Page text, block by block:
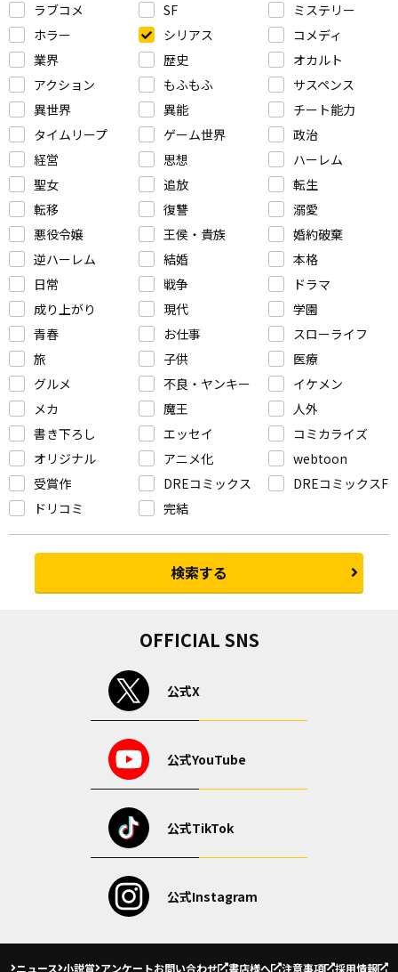
ラブコメ
SF
ミステリー
ホラー
シリアス
コメディ
業界
歴史
オカルト
アクション
もふもふ
サスペンス
異世界
異能
チート能力
タイムリープ
ゲーム世界
政治
経営
思想
ハーレム
聖女
追放
転生
転移
復讐
溺愛
悪役令嬢
王侯・貴族
婚約破棄
逆ハーレム
結婚
本格
日常
戦争
ドラマ
成り上がり
現代
学園
青春
お仕事
スローライフ
旅
子供
医療
グルメ
不良・ヤンキー
イケメン
メカ
魔王
人外
書き下ろし
エッセイ
コミカライズ
オリジナル
アニメ化
webtoon
受賞作
DREコミックス
DREコミックスF
ドリコミ
完結
検索する
OFFICIAL SNS
公式X
公式YouTube
公式TikTok
公式Instagram
ニュース 小説賞 アンケートお問い合わせ 書店様へ 注意事項 採用情報